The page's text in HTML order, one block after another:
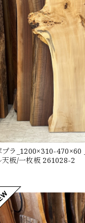
プラ_1200×310-470×60
天板/一枚板 261028-2